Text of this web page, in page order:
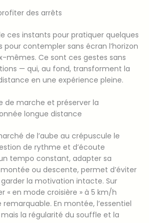
des arrêts
ces instants pour pratiquer quelques
pour contempler sans écran l’horizon
mêmes. Ce sont ces gestes sans
— qui, au fond, transforment la
en une expérience pleine.
de marche et préserver la
longue distance
de l’aube au crépuscule le
de rythme et d’écoute
tempo constant, adapter sa
ou descente, permet d’éviter
la motivation intacte. Sur
« en mode croisière » à 5 km/h
En montée, l’essentiel
mais la régularité du souffle et la